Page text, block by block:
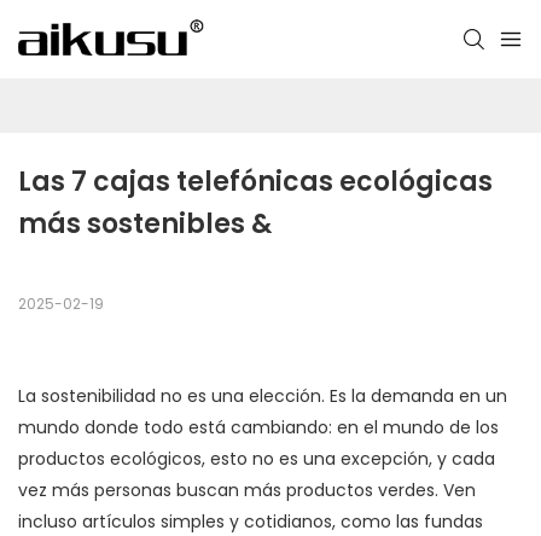
Las 7 cajas telefónicas ecológicas
más sostenibles &
2025-02-19
La sostenibilidad no es una elección. Es la demanda en un
mundo donde todo está cambiando: en el mundo de los
productos ecológicos, esto no es una excepción, y cada
vez más personas buscan más productos verdes. Ven
incluso artículos simples y cotidianos, como las fundas